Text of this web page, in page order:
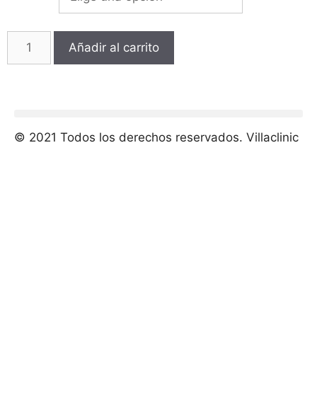
Añadir al carrito
© 2021 Todos los derechos reservados. Villaclinic